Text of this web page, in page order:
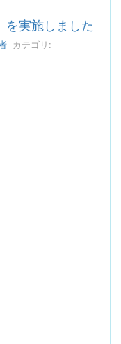
を実施しました
カテゴリ: